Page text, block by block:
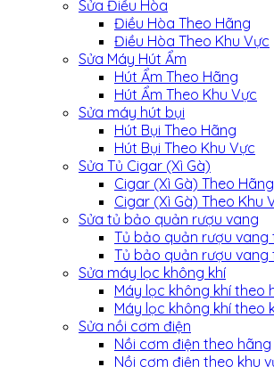
Sửa Điều Hòa
Điều Hòa Theo Hãng
Điều Hòa Theo Khu Vực
Sửa Máy Hút Ẩm
Hút Ẩm Theo Hãng
Hút Ẩm Theo Khu Vực
Sửa máy hút bụi
Hút Bụi Theo Hãng
Hút Bụi Theo Khu Vực
Sửa Tủ Cigar (Xì Gà)
Cigar (Xì Gà) Theo Hãng
Cigar (Xì Gà) Theo Khu
Sửa tủ bảo quản rượu vang
Tủ bảo quản rượu vang
Tủ bảo quản rượu vang
Sửa máy lọc không khí
Máy lọc không khí theo
Máy lọc không khí theo
Sửa nồi cơm điện
Nồi cơm điện theo hãng
Nồi cơm điện theo khu